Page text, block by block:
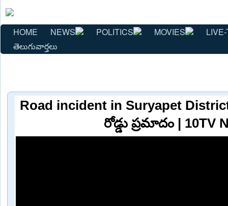
HOME NEWS POLITICS MOVIES
తెలుగువార్తలు
Road incident in Suryapet
రోడ్డు ప్రమాదం | 10TV